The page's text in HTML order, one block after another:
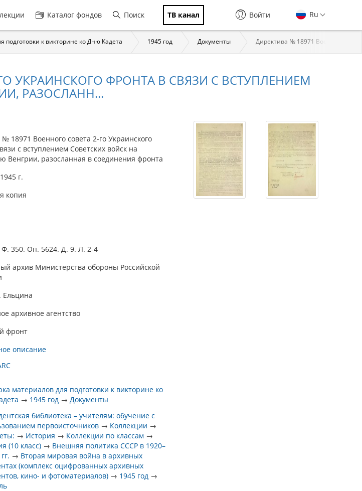
Каталог фондов Поиск ТВ канал Ru
Войти
подготовки к викторине ко Дню Кадета 1945 год Документы Директива № 18971 Военного
УКРАИНСКОГО ФРОНТА В СВЯЗИ С ВСТУПЛЕНИЕМ
РАЗОСЛАНН...
18971 Военного совета 2-го Украинского
с вступлением Советских войск на
Венгрии, разосланная в соединения фронта
г.
копия
350. Оп. 5624. Д. 9. Л. 2-4
архив Министерства обороны Российской
архивное агентство
фронт
описание
материалов для подготовки к викторине ко
→ 1945 год →Документы
библиотека – учителям: обучение с
первоисточников → Коллекции →
→ История → Коллекции по классам →
(10 класс) → Внешняя политика СССР в 1920–
→ Вторая мировая война в архивных
(комплекс оцифрованных архивных
кино- и фотоматериалов) → 1945 год →